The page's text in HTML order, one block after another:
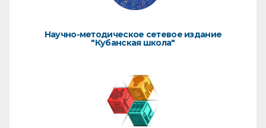
Научно-методическое сетевое издание
"Кубанская школа"